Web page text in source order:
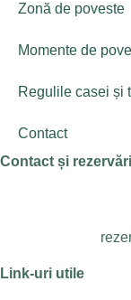
Zonă de poveste
Momente de
Regulile casei și
Contact
Contact și rezervări
Link-uri utile